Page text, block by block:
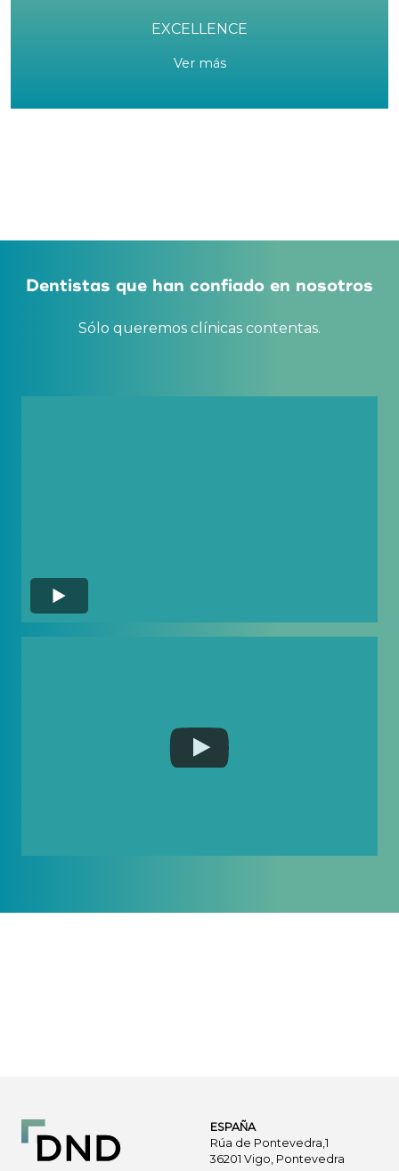
EXCELLENCE
Ver más
Dentistas que han confiado en nosotros
Sólo queremos clínicas contentas.
ESPAÑA
Rúa de Pontevedra,1
36201 Vigo, Pontevedra